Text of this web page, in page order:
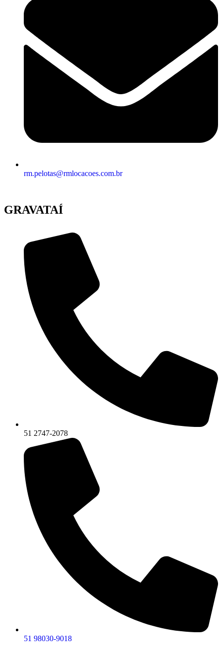
rm.pelotas@rmlocacoes.com.br
GRAVATAÍ
51 2747-2078
51 98030-9018